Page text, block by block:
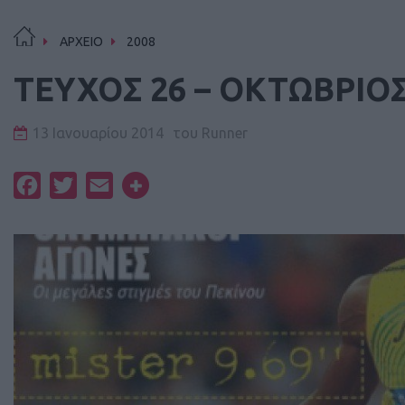
ΑΡΧΕΙΟ 2008
ΤΕΥΧΟΣ 26 –
13 Ιανουαρίου 2014 του Runner
FacebookTwitterEmail